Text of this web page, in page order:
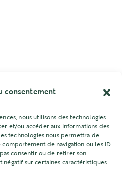
consentement
nous utilisons des technologies
et/ou accéder aux informations des
technologies nous permettra de
de navigation ou les ID
consentir ou de retirer son
sur certaines caractéristiques